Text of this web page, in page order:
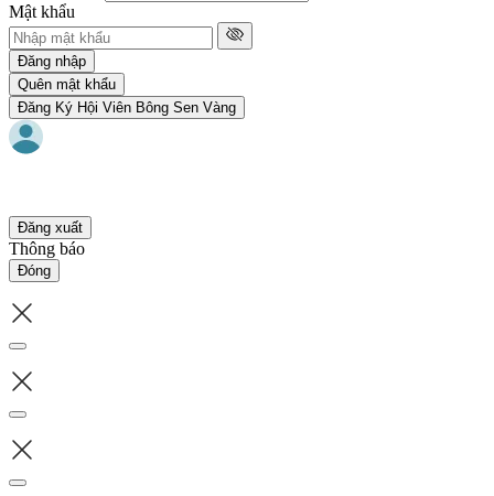
Mật khẩu
Đăng nhập
Quên mật khẩu
Đăng Ký Hội Viên Bông Sen Vàng
Đăng xuất
Thông báo
Đóng